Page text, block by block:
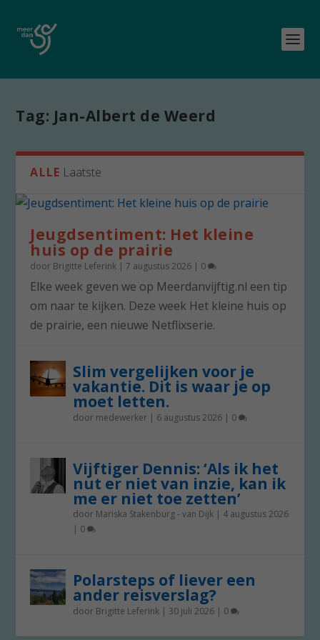
Tag: Jan-Albert de Weerd
ALLE Laatste
Jeugdsentiment: Het kleine
huis op de prairie
door Brigitte Leferink |7 augustus 2026 | 0
Elke week geven we op Meerdanvijftig.nl een tip
om naar te kijken. Deze week Het kleine huis op
de prairie, een nieuwe Netflixserie.
Slim vergelijken voor je
vakantie. Dit is waar je op
moet letten.
door medewerker | 6 augustus 2026 | 0
Vijftiger Dennis: ‘Als ik het
nut er niet van inzie, kan ik
me er niet toe zetten’
door Mariska Stakenburg - van Dijk | 4 augustus 2026
| 0
Polarsteps of liever een
ander reisverslag?
door Brigitte Leferink | 30 juli 2026 | 0